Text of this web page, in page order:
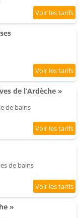
de l’Ardèche »
de bains
de bains
»